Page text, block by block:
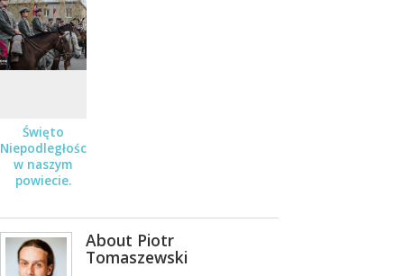
Święto
Niepodległości
w naszym
powiecie.
About Piotr
Tomaszewski